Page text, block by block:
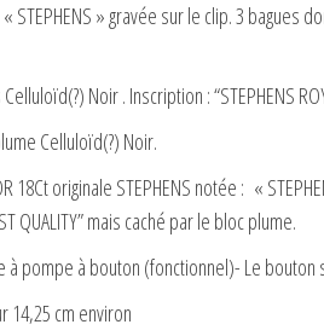
STEPHENS » gravée sur le clip. 3 bagues
Noir . Inscription : “STEPHENS
Celluloïd(?) Noir.
18Ct originale STEPHENS notée : «
QUALITY” mais caché par le bloc plume.
à pompe à bouton (fonctionnel)- Le
14,25 cm environ